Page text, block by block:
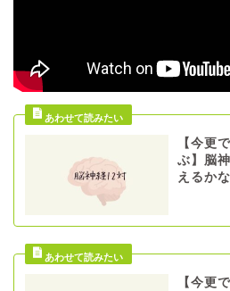
【今更
ぶ】脳
えるか
【今更